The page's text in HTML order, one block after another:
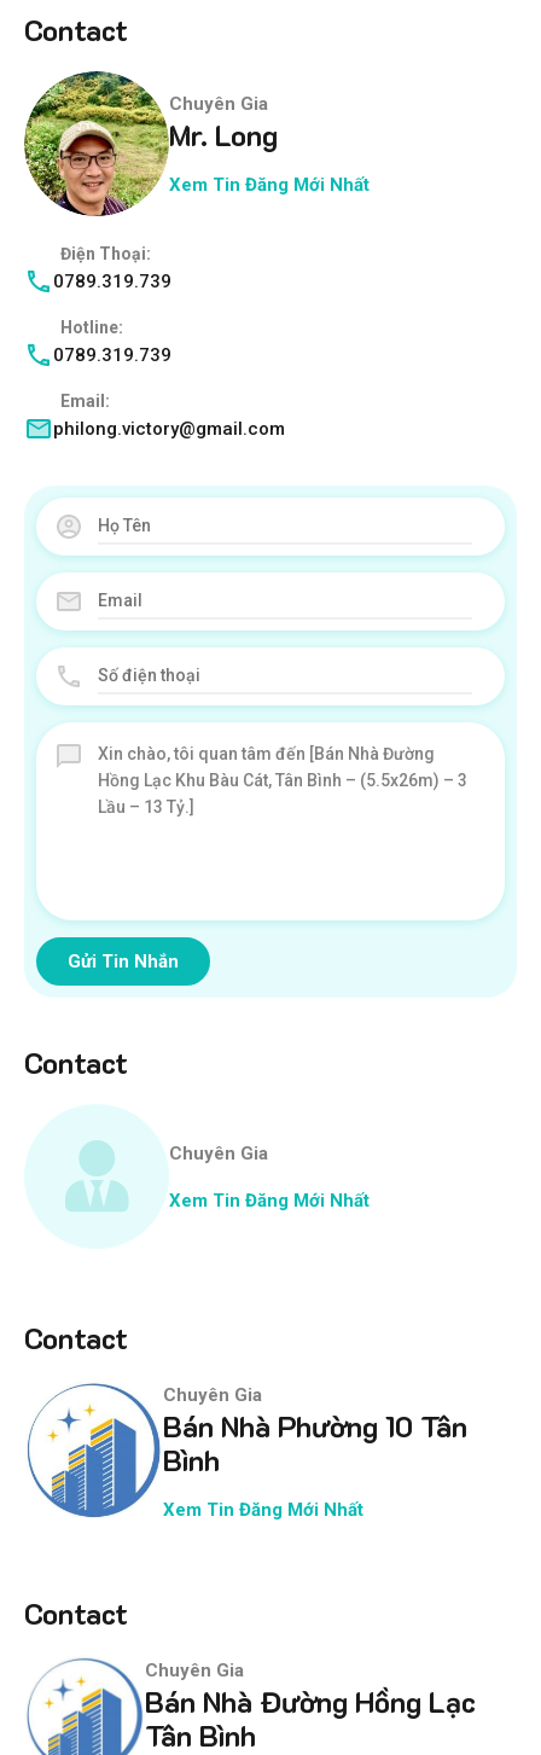
Contact
Chuyên Gia
Mr. Long
Xem Tin Đăng Mới Nhất
Điện Thoại:
0789.319.739
Hotline:
0789.319.739
Email:
philong.victory@gmail.com
Gửi Tin Nhắn
Contact
Chuyên Gia
Xem Tin Đăng Mới Nhất
Contact
Chuyên Gia
Bán Nhà Phường 10 Tân
Bình
Xem Tin Đăng Mới Nhất
Contact
Chuyên Gia
Bán Nhà Đường Hồng Lạc
Tân Bình